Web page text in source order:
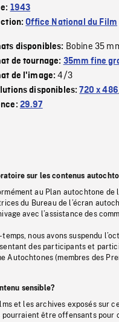
1943
Office National du Film
disponibles: Bobine 35
de tournage: 35mm fine
de l'image:4/3
disponibles:720 x 486
29.97
sur les contenus
au Plan autochtone de
du Bureau de l’écran
avec l’assistance des
temps, nous avons suspendu
des participants et
Autochtones (membres des
sensible?
et les archives exposés sur
pourraient être offensants pour